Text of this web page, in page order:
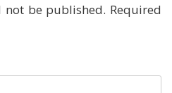
not be published. Required